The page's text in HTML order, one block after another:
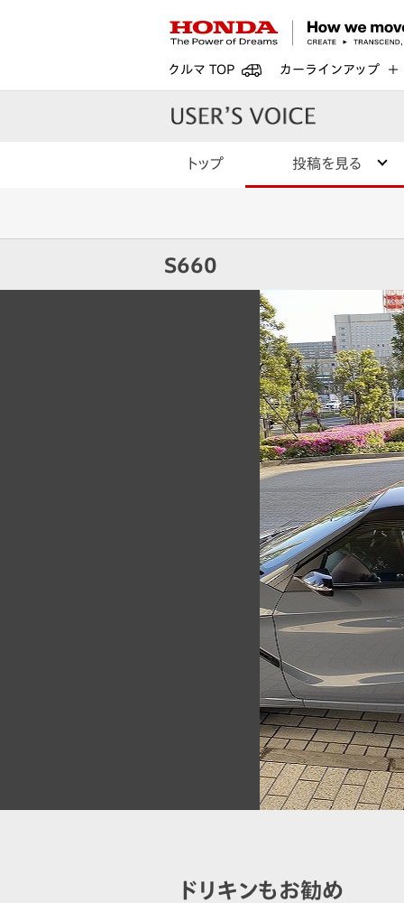
クルマ TOP カーラインアップ
トップ 投稿を見る
S660
ドリキンもお勧め